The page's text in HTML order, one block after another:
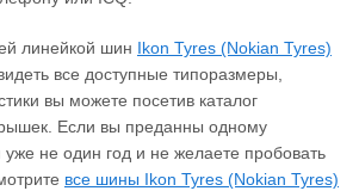
линейкой шин Ikon Tyres (Nokian Tyres)
все доступные типоразмеры,
вы можете посетив каталог
Если вы преданны одному
не один год и не желаете пробовать
все шины Ikon Tyres (Nokian Tyres)